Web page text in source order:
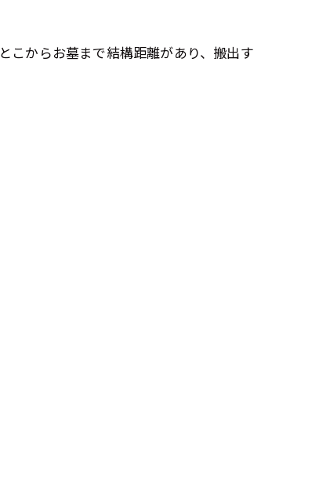
こからお墓まで結構距離があり、搬出す